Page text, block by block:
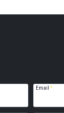
Email *